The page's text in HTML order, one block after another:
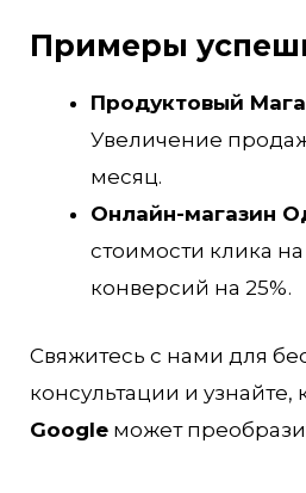
Примеры
Продуктовый
Увеличение
месяц.
Онлайн-магазин
стоимости клика
конверсий на 25%.
Свяжитесь с нами для
консультации и узнайте,
Google может